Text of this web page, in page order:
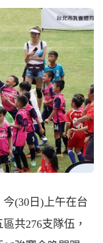
(30日)上午在台
共276支隊伍，